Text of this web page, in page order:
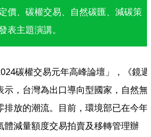
價、碳權交易、自然碳匯、減碳策
表主題演講。
碳權交易元年高峰論壇」，《鏡週
示，台灣為出口導向型國家，自然無
排放的潮流。目前，環境部已在今年
體減量額度交易拍賣及移轉管理辦